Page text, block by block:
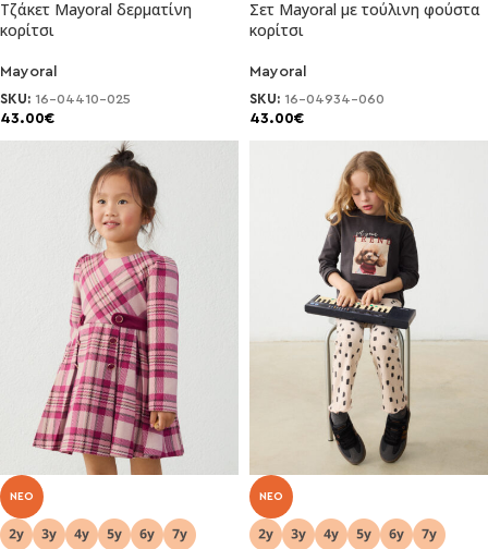
Τζάκετ Mayoral δερματίνη
κορίτσι
Mayoral
SKU: 16-04410-025
43.00€
Σετ Mayoral με τούλινη φούστα
κορίτσι
Mayoral
SKU: 16-04934-060
43.00€
NEO NEO